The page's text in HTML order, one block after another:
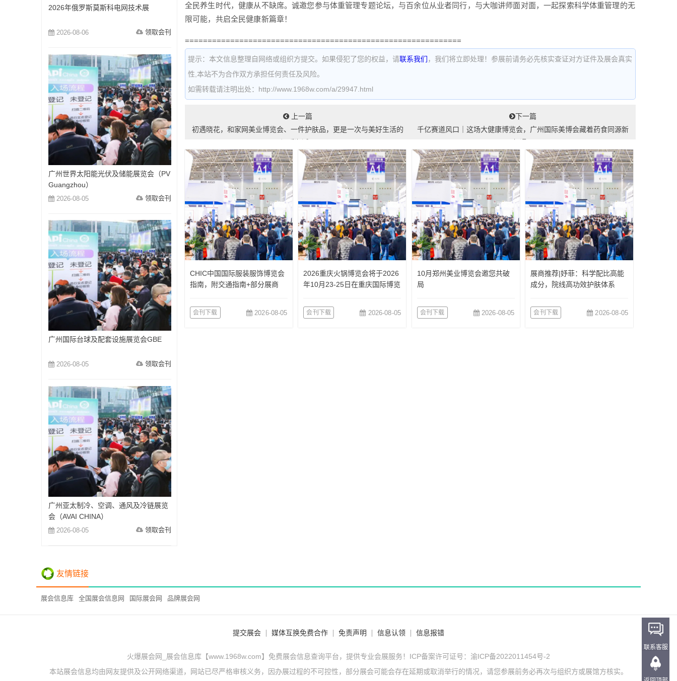
全民养生时代，健康从不缺席。诚邀您参与体重管理专题论坛，与百余位从业者同行，与大咖讲师面对面，一起探索科学体重管理的无
限可能，共启全民健康新篇章！
=============================================================
提示：本文信息整理自网络或组织方提交。如果侵犯了您的权益，请联系我们 ，我们将立即处理！参展前请务必先核实查证对方证件及展会真实
性,本站不为合作双方承担任何责任及风险。
如需转载请注明出处：http://www.1968w.com/a/29947.html
上一篇
初遇晓花，和家网美业博览会、一件护肤品，更是一次与美好生活的
下一篇
千亿赛道风口｜这场大健康博览会，广州国际美博会藏着药食同源新
CHIC中国国际服装服饰博览会
指南，附交通指南+部分展商
会刊下载 2026-08-05
2026重庆火锅博览会将于2026
年10月23-25日在重庆国际博览
会刊下载 2026-08-05
10月郑州美业博览会邀您共破
局
会刊下载 2026-08-05
展商推荐|妤菲：科学配比高能
成分，院线高功效护肤体系
会刊下载 2026-08-05
2026年俄罗斯莫斯科电网技术展
2026-08-06 领取会刊
广州世界太阳能光伏及储能展览会（PV
Guangzhou）
2026-08-05 领取会刊
广州国际台球及配套设施展览会GBE
2026-08-05 领取会刊
广州亚太制冷、空调、通风及冷链展览
会（AVAI CHINA）
2026-08-05 领取会刊
友情链接
展会信息库 全国展会信息网 国际展会网 品牌展会网
提交展会 媒体互换免费合作 免责声明 信息认领 信息报错
火爆展会网_展会信息库【www.1968w.com】免费展会信息查询平台，提供专业会展服务！ICP备案许可证号： 渝ICP备2022011454号-2
本站展会信息均由网友提供及公开网络渠道，网站已尽严格审核义务，因办展过程的不可控性，部分展会可能会存在延期或取消举行的情况，请您参展前务必再次与组织方或展馆方核实。
联系客服